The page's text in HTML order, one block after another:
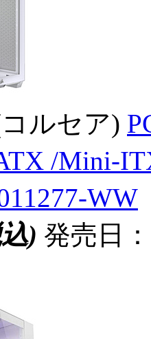
ルセア)
/Mini-
WW
) 発売日